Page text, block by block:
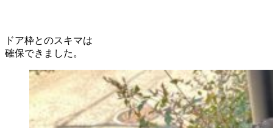
ドア枠とのスキマは
確保できました。